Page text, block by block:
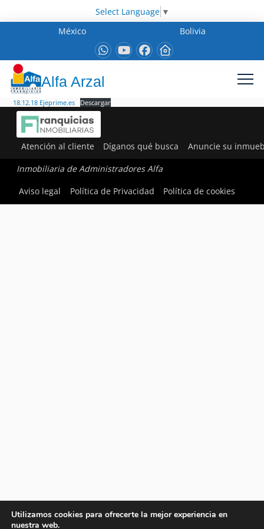
Select Language ▼
México
Bolivia
Alfa Arzal
18.12.18 Ejeprime.es Descargar
Atención al cliente Díganos qué busca Anuncie su
Inmobiliaria de Administradores Alfa
Aviso legal
Política de Privacidad Política de cookies
Utilizamos cookies para ofrecerte la mejor experiencia en
nuestra web.